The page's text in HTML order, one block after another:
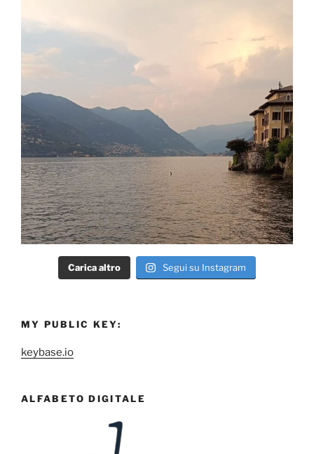
Carica altro Segui su Instagram
MY PUBLIC KEY:
keybase.io
ALFABETO DIGITALE